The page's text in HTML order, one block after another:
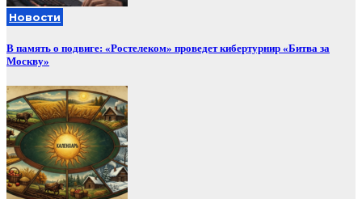
Новости
В память о подвиге: «Ростелеком» проведет кибертурнир «Битва за
Москву»